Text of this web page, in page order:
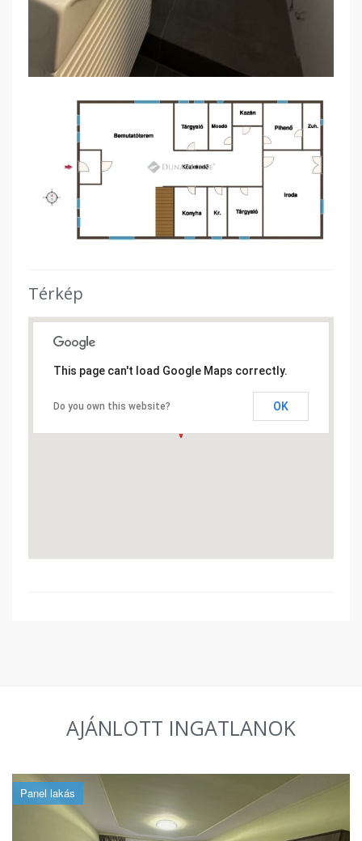
Térkép
This page can't load Google Maps correctly.
Do you own this website? OK
AJÁNLOTT INGATLANOK
Panel lakás